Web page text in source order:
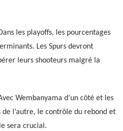
les playoffs, les pourcentages
Les Spurs devront
leurs shooteurs malgré la
Wembanyama d’un côté et les
l’autre, le contrôle du rebond et
sera crucial.